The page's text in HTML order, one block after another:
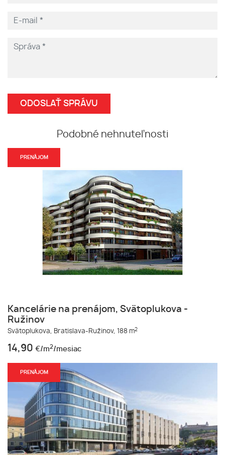
Podobné nehnuteľnosti
PRENÁJOM
Kancelárie na prenájom, Svätoplukova -
Ružinov
Svätoplukova, Bratislava-Ružinov, 188 m2
14,90 €/m2/mesiac
PRENÁJOM